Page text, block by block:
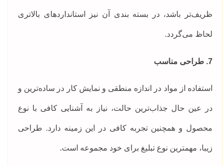
ظریف‌تر باشد، در بسته بندی آن نیز استاندارد‌های بالاتری
لحاظ می‌گردد.
7. طراحی مناسب
استفاده از مواد در اندازه منطقی و نمایش کار در ساده‌ترین و
در عین حال جذاب‌ترین حالت، نیاز به آشنایی کافی با نوع
محصول و همچنین تجربه کافی در این زمینه دارد. طراحی
زیبا، مهمترین نوع تبلیغ برای خود مجموعه است.